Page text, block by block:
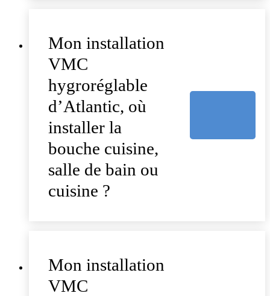
Mon installation
VMC
hygroréglable
d’Atlantic, où
installer la
bouche cuisine,
salle de bain ou
cuisine ?
Mon installation
VMC